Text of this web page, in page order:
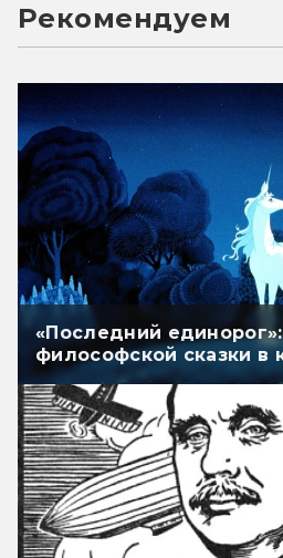
Рекомендуем
«Последний
философской сказки в